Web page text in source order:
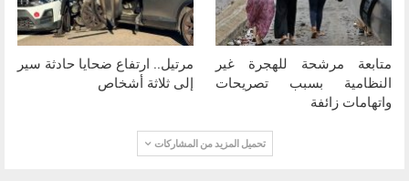
متابعة مرشحة للهجرة غير
النظامية بسبب تصريحات
واتهامات زائفة
مرتيل.. ارتفاع ضحايا حادثة سير
إلى ثلاثة أشخاص
تحميل المزيد من المشاركات